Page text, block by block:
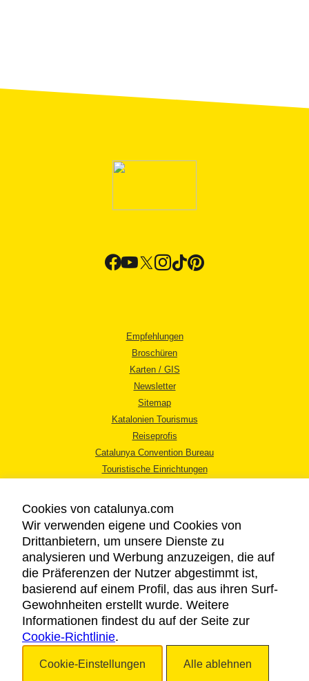
Empfehlungen
Broschüren
Karten / GIS
Newsletter
Sitemap
Katalonien Tourismus
Reiseprofis
Catalunya Convention Bureau
Touristische Einrichtungen
RECHTLICHER HINWEIS
DATENSCHUTZICHTLINIE
COOKIES
BARRIEREFREIHEIT
Cookies von catalunya.com
Wir verwenden eigene und Cookies von
Drittanbietern, um unsere Dienste zu
analysieren und Werbung anzuzeigen, die auf
die Präferenzen der Nutzer abgestimmt ist,
basierend auf einem Profil, das aus ihren Surf-
Gewohnheiten erstellt wurde. Weitere
Informationen findest du auf der Seite zur
Cookie-Richtlinie.
Cookie-Einstellungen Alle ablehnen